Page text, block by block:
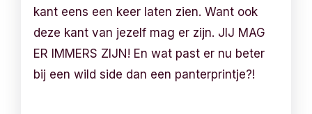
kant eens een keer laten zien. Want ook
deze kant van jezelf mag er zijn. JIJ MAG
ER IMMERS ZIJN! En wat past er nu beter
bij een wild side dan een panterprintje?!